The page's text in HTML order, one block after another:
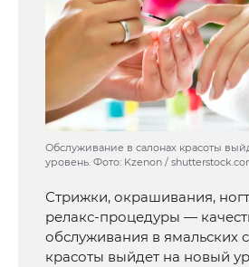
Обслуживание в салонах красоты
уровень. Фото: Kzenon /
Стрижки, окрашивания,
релакс-процедуры —
обслуживания в ямальских
красоты выйдет на новый